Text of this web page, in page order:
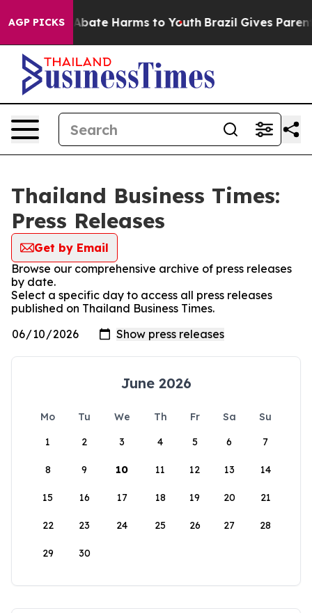
AGP PICKS
Fund to Abate Harms to Youth Brazil Gives Parents
Thailand Business Times:
Press Releases
Get by Email
Browse our comprehensive archive of press releases
by date.
Select a specific day to access all press releases
published on Thailand Business Times.
June 2026
Mo Tu We Th Fr Sa
Su
1
2 3 4 5 6 7
8 9 10 11 12 13 14
15 16 17 18 19 20 21
22 23 24 25 26 27 28
29 30